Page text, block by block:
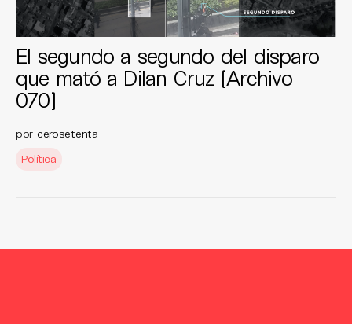
El segundo a segundo del disparo
que mató a Dilan Cruz [Archivo
070]
por cerosetenta
Política